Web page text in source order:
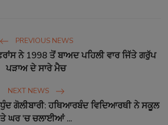
PREVIOUS NEWS
ਨੇ 1998 ਤੋਂ ਬਾਅਦ ਪਹਿਲੀ ਵਾਰ ਜਿੱਤੇ ਗਰੁੱਪ
ਪੜਾਅ ਦੇ ਸਾਰੇ ਮੈਚ
NEXT NEWS
ਗੋਲੀਬਾਰੀ: ਹਥਿਆਰਬੰਦ ਵਿਦਿਆਰਥੀ ਨੇ ਸਕੂਲ
ਤੇ ਘਰ 'ਚ ਚਲਾਈਆਂ ...